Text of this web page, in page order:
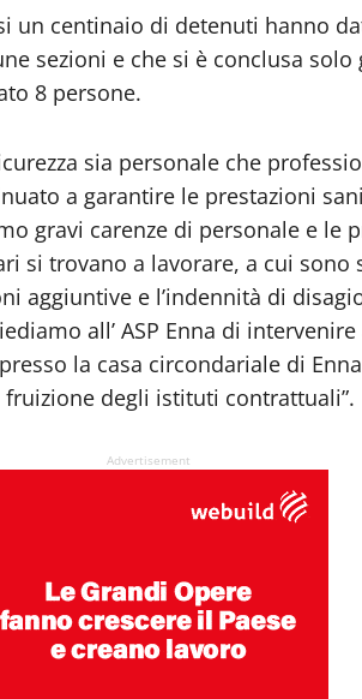
un centinaio di detenuti hanno
sezioni e che si è conclusa solo
8 persone.
sia personale che
a garantire le prestazioni
gravi carenze di personale e le
si trovano a lavorare, a cui sono
aggiuntive e l’indennità di
all’ ASP Enna di
la casa circondariale di
degli istituti contrattuali”.
Advertisement